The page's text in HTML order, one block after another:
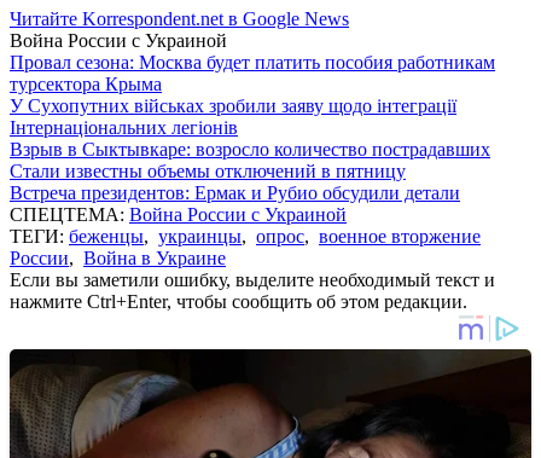
Читайте Korrespondent.net в Google News
Война России с Украиной
Провал сезона: Москва будет платить пособия работникам
турсектора Крыма
У Сухопутних військах зробили заяву щодо інтеграції
Інтернаціональних легіонів
Взрыв в Сыктывкаре: возросло количество пострадавших
Стали известны объемы отключений в пятницу
Встреча президентов: Ермак и Рубио обсудили детали
СПЕЦТЕМА: Война России с Украиной
ТЕГИ: беженцы, украинцы, опрос, военное вторжение
России, Война в Украине
Если вы заметили ошибку, выделите необходимый текст и
нажмите Ctrl+Enter, чтобы сообщить об этом редакции.